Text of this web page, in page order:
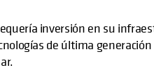
inversión en su
de última